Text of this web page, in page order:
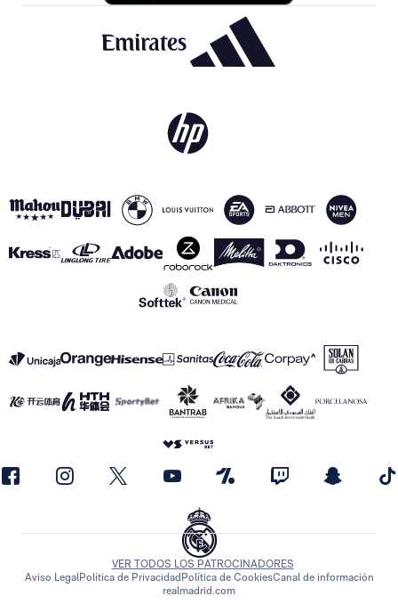
VER TODOS LOS PATROCINADORES
Aviso LegalPolítica de Privacidad Política de CookiesCanal de información
realmadrid.com